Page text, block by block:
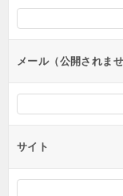
シ
ンメール（公開されませ
サイト